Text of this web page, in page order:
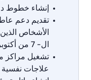
إنشاء خطوط
تقديم دعم
الأشخاص الذين
ال- من أكتوبر
تشغيل مراكز
علاجات نفسية